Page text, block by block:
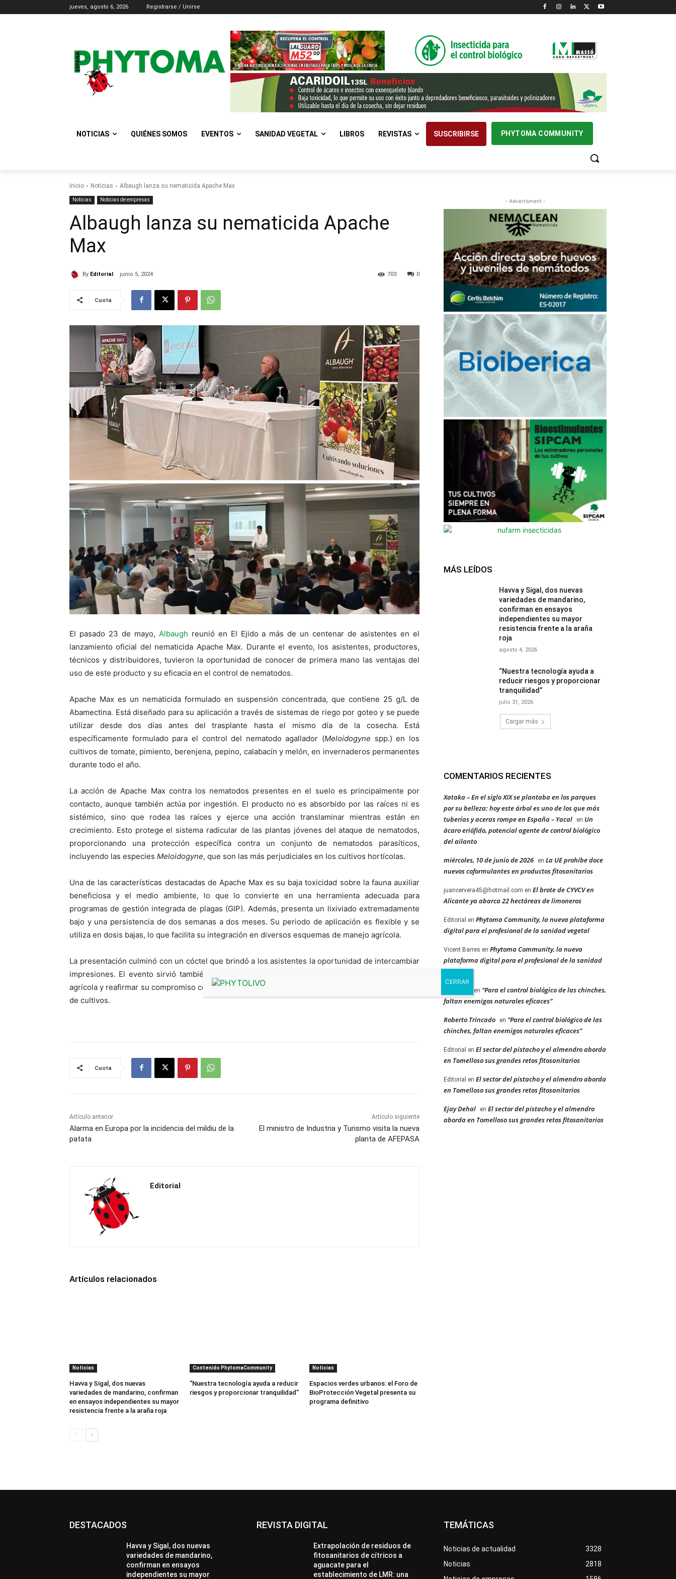
jueves, agosto 6, 2026 Registrarse / Unirse
NOTICIAS QUIÉNES SOMOS EVENTOS SANIDAD VEGETAL LIBROS REVISTAS SUSCRIBIRSE PHYTOMA COMMUNITY
Inicio Noticias Albaugh lanza su nematicida Apache Max
Noticias Noticias de empresas
Albaugh lanza su nematicida Apache
Max
By Editorial junio 5, 2024 0
703
Cuota
El pasado 23 de mayo, Albaugh reunió en El Ejido a más de un centenar de asistentes en el
lanzamiento oficial del nematicida Apache Max. Durante el evento, los asistentes, productores,
técnicos y distribuidores, tuvieron la oportunidad de conocer de primera mano las ventajas del
uso de este producto y su eficacia en el control de nematodos.
Apache Max es un nematicida formulado en suspensión concentrada, que contiene 25 g/L de
Abamectina. Está diseñado para su aplicación a través de sistemas de riego por goteo y se puede
utilizar desde dos días antes del trasplante hasta el mismo día de la cosecha. Está
específicamente formulado para el control del nematodo agallador (Meloidogyne spp.) en los
cultivos de tomate, pimiento, berenjena, pepino, calabacín y melón, en invernaderos permanentes
durante todo el año.
La acción de Apache Max contra los nematodos presentes en el suelo es principalmente por
contacto, aunque también actúa por ingestión. El producto no es absorbido por las raíces ni es
sistémico, sino que rodea las raíces y ejerce una acción translaminar mientras están en
crecimiento. Esto protege el sistema radicular de las plantas jóvenes del ataque de nematodos,
proporcionando una protección específica contra un conjunto de nematodos parasíticos,
incluyendo las especies Meloidogyne, que son las más perjudiciales en los cultivos hortícolas.
Una de las características destacadas de Apache Max es su baja toxicidad sobre la fauna auxiliar
beneficiosa y el medio ambiente, lo que lo convierte en una herramienta adecuada para
programas de gestión integrada de plagas (GIP). Además, presenta un lixiviado extremadamente
bajo y una persistencia de dos semanas a dos meses. Su periodo de aplicación es flexible y se
utiliza en dosis bajas, lo que facilita su integración en diversos esquemas de manejo agrícola.
La presentación culminó con un cóctel que brindó a los asistentes la oportunidad de intercambiar
impresiones. El evento sirvió también para fortalecer la relación de Albaugh con la comunidad
agrícola y reafirmar su compromiso con el desarrollo de soluciones sostenibles para la protección
de cultivos.
Cuota
Artículo anterior
Alarma en Europa por la incidencia del mildiu de la
patata
Artículo siguiente
El ministro de Industria y Turismo visita la nueva
planta de AFEPASA
Editorial
Artículos relacionados
Noticias
Havva y Sigal, dos nuevas
variedades de mandarino, confirman
en ensayos independientes su mayor
resistencia frente a la araña roja
Contenido PhytomaCommunity
“Nuestra tecnología ayuda a reducir
riesgos y proporcionar tranquilidad”
Noticias
Espacios verdes urbanos: el Foro de
BioProtección Vegetal presenta su
programa definitivo
- Advertisment -
MÁS LEÍDOS
Havva y Sigal, dos nuevas
variedades de mandarino,
confirman en ensayos
independientes su mayor
resistencia frente a la araña
roja
agosto 4, 2026
“Nuestra tecnología ayuda a
reducir riesgos y proporcionar
tranquilidad”
julio 31, 2026
Cargar más
COMENTARIOS RECIENTES
Xataka – En el siglo XIX se plantaba en los parques
por su belleza: hoy este árbol es uno de los que más
tuberías y aceras rompe en España – Yacal
en Un
ácaro eriófido, potencial agente de control biológico
del ailanto
miércoles, 10 de junio de 2026 en La UE prohíbe doce
nuevos coformulantes en productos fitosanitarios
juancervera45@hotmail.com en El brote de CYVCV en
Alicante ya abarca 22 hectáreas de limoneros
Editorial en Phytoma Community, la nueva plataforma
digital para el profesional de la sanidad vegetal
Vicent Barres en Phytoma Community, la nueva
plataforma digital para el profesional de la sanidad
vegetal
en “Para el control biológico de las chinches,
faltan enemigos naturales eficaces”
Roberto Trincado en “Para el control biológico de las
chinches, faltan enemigos naturales eficaces”
Editorial en El sector del pistacho y el almendro aborda
en Tomelloso sus grandes retos fitosanitarios
Editorial en El sector del pistacho y el almendro aborda
en Tomelloso sus grandes retos fitosanitarios
Ejay Dehal en El sector del pistacho y el almendro
aborda en Tomelloso sus grandes retos fitosanitarios
DESTACADOS
Havva y Sigal, dos nuevas
variedades de mandarino,
confirman en ensayos
independientes su mayor
REVISTA DIGITAL
Extrapolación de residuos de
fitosanitarios de cítricos a
aguacate para el
establecimiento de LMR: una
TEMÁTICAS
Noticias de actualidad
3328
Noticias
2818